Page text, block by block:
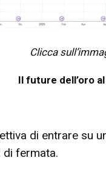
Clicca
Il future dell’oro
di entrare su
fermata.